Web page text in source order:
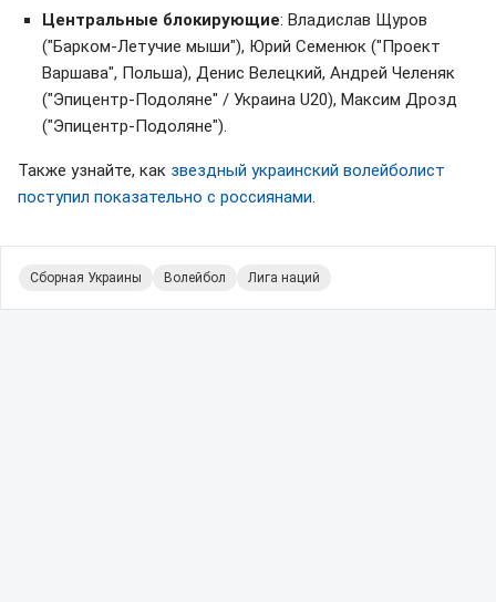
Центральные блокирующие: Владислав Щуров
("Барком-Летучие мыши"), Юрий Семенюк ("Проект
Варшава", Польша), Денис Велецкий, Андрей Челеняк
("Эпицентр-Подоляне" / Украина U20), Максим Дрозд
("Эпицентр-Подоляне").
Также узнайте, как звездный украинский волейболист
поступил показательно с россиянами
Сборная Украины Волейбол Лига наций